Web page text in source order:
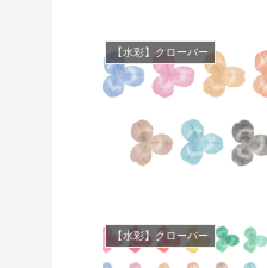
【水彩】クローバー
【水彩】クローバー